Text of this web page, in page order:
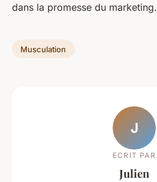
dans la promesse du marketing.
Musculation
J
ECRIT PAR
Julien